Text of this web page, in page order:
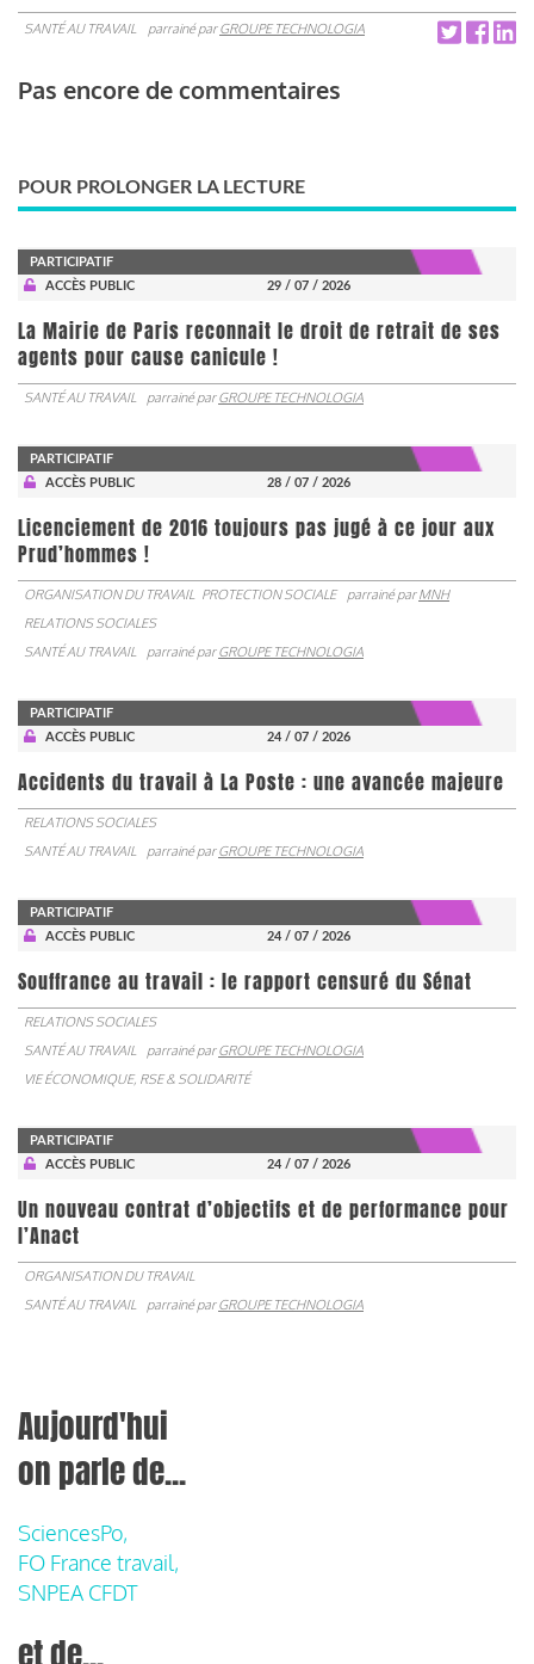
SANTÉ AU TRAVAIL parrainé parGROUPE TECHNOLOGIA
Pas encore de commentaires
POUR PROLONGER LA LECTURE
PARTICIPATIF
ACCÈS PUBLIC
29 / 07 / 2026
La Mairie de Paris reconnait le droit de retrait de ses
agents pour cause canicule !
SANTÉ AU TRAVAIL parrainé parGROUPE TECHNOLOGIA
PARTICIPATIF
ACCÈS PUBLIC
28 / 07 / 2026
Licenciement de 2016 toujours pas jugé à ce jour aux
Prud’hommes !
ORGANISATION DU TRAVAIL PROTECTION SOCIALE parrainé parMNH
RELATIONS SOCIALES
SANTÉ AU TRAVAIL
parrainé parGROUPE TECHNOLOGIA
PARTICIPATIF
ACCÈS PUBLIC
24 / 07 / 2026
Accidents du travail à La Poste : une avancée majeure
RELATIONS SOCIALES
SANTÉ AU TRAVAIL
parrainé parGROUPE TECHNOLOGIA
PARTICIPATIF
ACCÈS PUBLIC
24 / 07 / 2026
Souffrance au travail : le rapport censuré du Sénat
RELATIONS SOCIALES
SANTÉ AU TRAVAIL
parrainé parGROUPE TECHNOLOGIA
VIE ÉCONOMIQUE, RSE & SOLIDARITÉ
PARTICIPATIF
ACCÈS PUBLIC
24 / 07 / 2026
Un nouveau contrat d’objectifs et de performance pour
l’Anact
ORGANISATION DU TRAVAIL
SANTÉ AU TRAVAIL
parrainé parGROUPE TECHNOLOGIA
Aujourd'hui
on parle de...
SciencesPo,
FO France travail,
SNPEA CFDT
et de...